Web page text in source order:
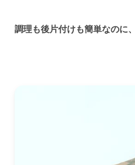
調理も後片付けも簡単なのに